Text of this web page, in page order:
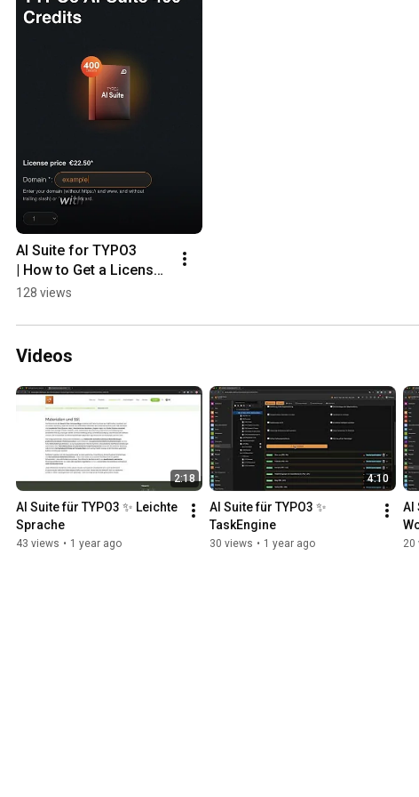
AI Suite for TYPO3
| How to Get a License
Key
128 views
Videos
2:18
AI Suite für TYPO3 ✨ Leichte
Sprache
43 views • 1 year ago
4:10
AI Suite für TYPO3 ✨
TaskEngine
30 views • 1 year ago
AI
20